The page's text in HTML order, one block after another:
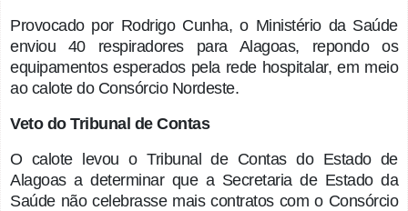
Provocado por Rodrigo Cunha, o Ministério da Saúde
enviou 40 respiradores para Alagoas, repondo os
equipamentos esperados pela rede hospitalar, em meio
ao calote do Consórcio Nordeste.
Veto do Tribunal de Contas
O calote levou o Tribunal de Contas do Estado de
Alagoas a determinar que a Secretaria de Estado da
Saúde não celebrasse mais contratos com o Consórcio